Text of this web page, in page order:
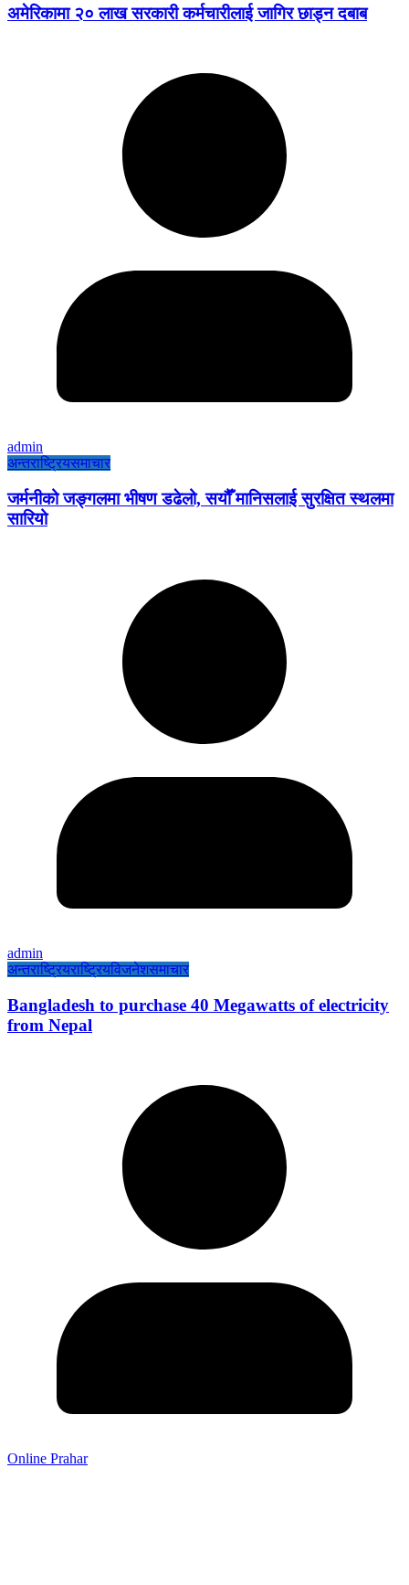
अमेरिकामा २० लाख सरकारी कर्मचारीलाई जागिर छाड्न दबाब
admin
अन्तराष्ट्रियसमाचार
जर्मनीको जङ्गलमा भीषण डढेलो, सयौँ मानिसलाई सुरक्षित स्थलमा
सारियो
admin
अन्तराष्ट्रियराष्ट्रियविजनेशसमाचार
Bangladesh to purchase 40 Megawatts of electricity
from Nepal
Online Prahar